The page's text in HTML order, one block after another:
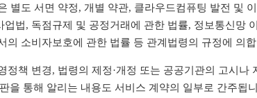
별도 서면 약정, 개별 약관, 클라우드컴퓨팅 발전 및
법, 독점규제 및 공정거래에 관한 법률, 정보통신망
의 소비자보호에 관한 법률 등 관계법령의 규정에 의
책 변경, 법령의 제정·개정 또는 공공기관의 고시나
을 통해 알리는 내용도 서비스 계약의 일부로 간주됩